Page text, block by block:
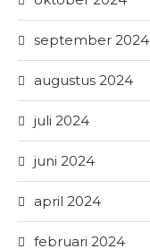
september 2024
augustus 2024
juli 2024
juni 2024
april 2024
februari 2024